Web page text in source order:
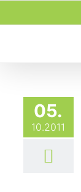
Inhalt
05.
10.2011